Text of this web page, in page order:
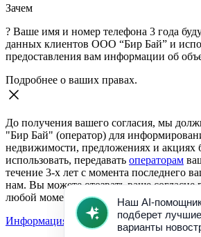
Зачем
? Ваше имя и номер телефона 3 года
данных клиентов ООО “Бир Бай” и
предоставления вам информации об
Подробнее о ваших правах.
До получения вашего согласия, мы
"Бир Бай" (оператор) для
недвижимости, предложениях и акциях
использовать, передавать операторам
течение 3-х лет с момента последнего
нам. Вы можете отозвать ваше согласие
любой момент.
Информация о согласии на обработку